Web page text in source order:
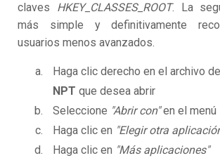
claves HKEY_CLASSES_ROOT. La
más simple y definitivamente
usuarios menos avanzados.
Haga clic derecho en el archivo
NPT que desea abrir
Seleccione "Abrir con"en el menú
Haga clic en "Elegir otra
Haga clic en "Más aplicaciones"